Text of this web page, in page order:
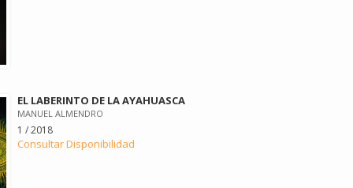
EL LABERINTO DE LA AYAHUASCA
MANUEL ALMENDRO
1 / 2018
Consultar Disponibilidad